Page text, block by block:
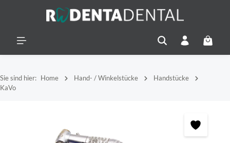
Sie sind hier: Home Hand- / Winkelstücke
Handstücke
KaVo